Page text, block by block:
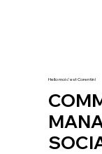
Hello moi c'est Corentin !